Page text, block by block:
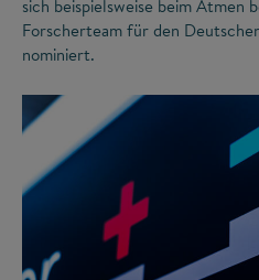
sich beispielsweise beim Atmen
Forscherteam für den
nominiert.